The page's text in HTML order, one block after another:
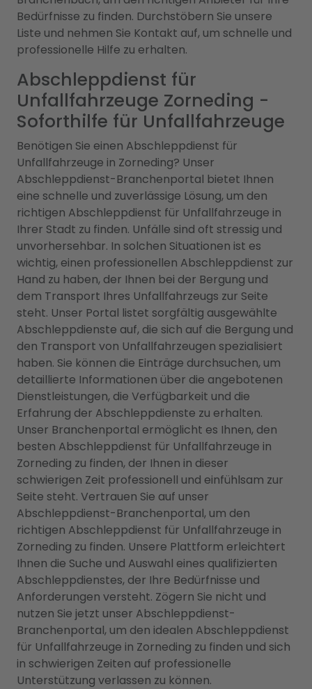
Bedürfnisse zu finden. Durchstöbern Sie unsere
Liste und nehmen Sie Kontakt auf, um schnelle und
professionelle Hilfe zu erhalten.
Abschleppdienst für
Unfallfahrzeuge Zorneding -
Soforthilfe für Unfallfahrzeuge
Benötigen Sie einen Abschleppdienst für
Unfallfahrzeuge in Zorneding? Unser
Abschleppdienst-Branchenportal bietet Ihnen
eine schnelle und zuverlässige Lösung, um den
richtigen Abschleppdienst für Unfallfahrzeuge in
Ihrer Stadt zu finden. Unfälle sind oft stressig und
unvorhersehbar. In solchen Situationen ist es
wichtig, einen professionellen Abschleppdienst zur
Hand zu haben, der Ihnen bei der Bergung und
dem Transport Ihres Unfallfahrzeugs zur Seite
steht. Unser Portal listet sorgfältig ausgewählte
Abschleppdienste auf, die sich auf die Bergung und
den Transport von Unfallfahrzeugen spezialisiert
haben. Sie können die Einträge durchsuchen, um
detaillierte Informationen über die angebotenen
Dienstleistungen, die Verfügbarkeit und die
Erfahrung der Abschleppdienste zu erhalten.
Unser Branchenportal ermöglicht es Ihnen, den
besten Abschleppdienst für Unfallfahrzeuge in
Zorneding zu finden, der Ihnen in dieser
schwierigen Zeit professionell und einfühlsam zur
Seite steht. Vertrauen Sie auf unser
Abschleppdienst-Branchenportal, um den
richtigen Abschleppdienst für Unfallfahrzeuge in
Zorneding zu finden. Unsere Plattform erleichtert
Ihnen die Suche und Auswahl eines qualifizierten
Abschleppdienstes, der Ihre Bedürfnisse und
Anforderungen versteht. Zögern Sie nicht und
nutzen Sie jetzt unser Abschleppdienst-
Branchenportal, um den idealen Abschleppdienst
für Unfallfahrzeuge in Zorneding zu finden und sich
in schwierigen Zeiten auf professionelle
Unterstützung verlassen zu können.